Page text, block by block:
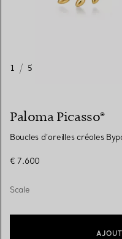
1 / 5
Paloma Picasso®
Boucles d’oreilles créoles
€ 7.600
Scale